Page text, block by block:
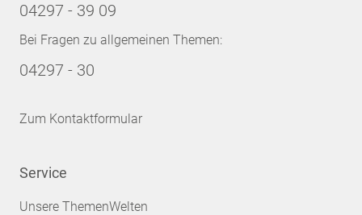
04297 - 39 09
Bei Fragen zu allgemeinen Themen:
04297 - 30
Zum Kontaktformular
Service
Unsere ThemenWelten